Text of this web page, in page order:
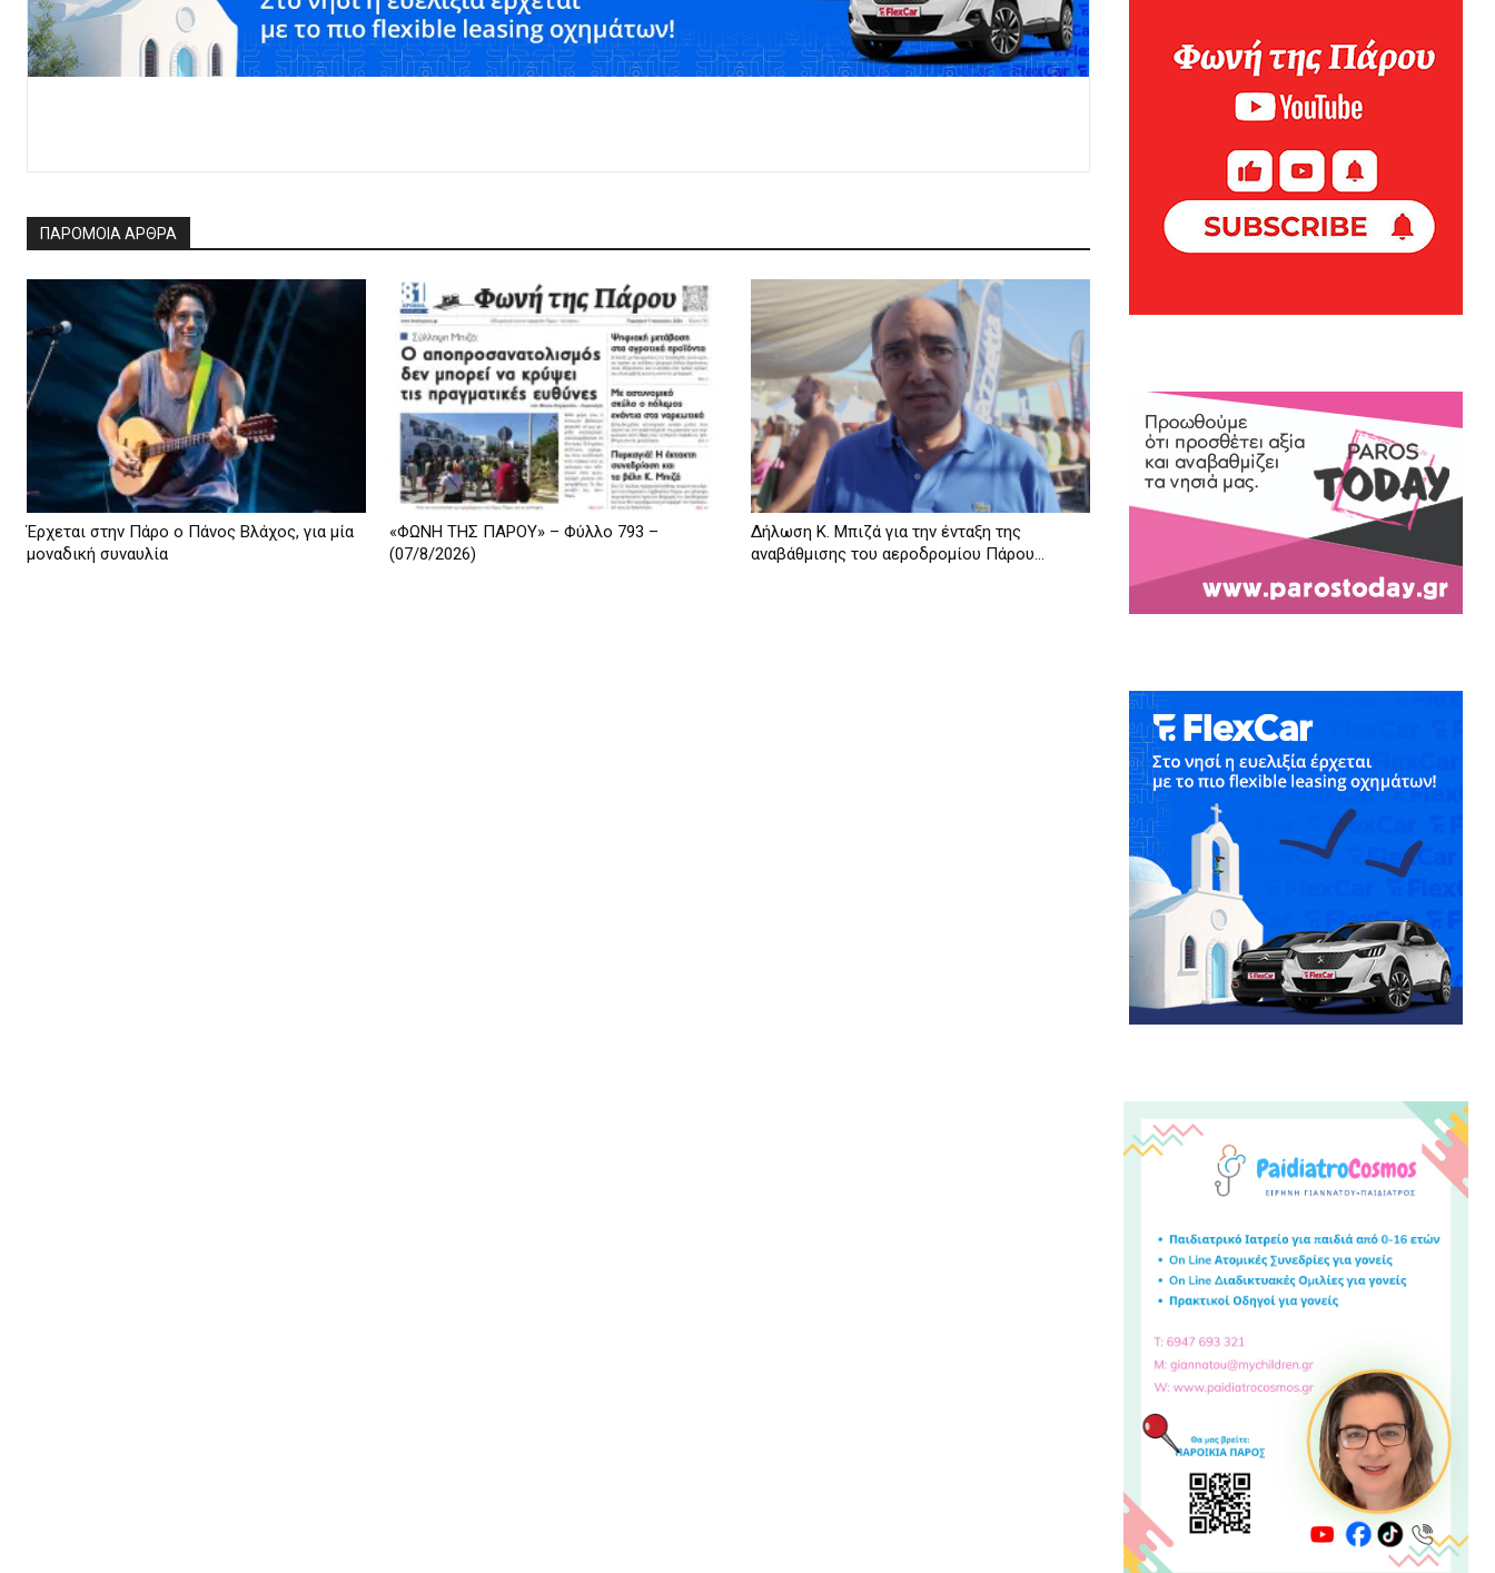
ΠΑΡΟΜΟΙΑ ΑΡΘΡΑ
Έρχεται στην Πάρο ο Πάνος Βλάχος, για μία
μοναδική συναυλία
«ΦΩΝΗ ΤΗΣ ΠΑΡΟΥ» – Φύλλο 793 –
(07/8/2026)
Δήλωση Κ. Μπιζά για την ένταξη της
αναβάθμισης του αεροδρομίου Πάρου...